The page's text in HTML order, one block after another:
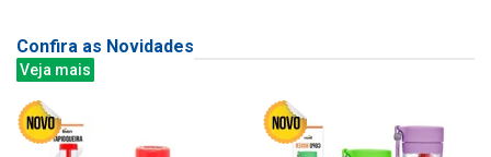
Confira as Novidades
Veja mais